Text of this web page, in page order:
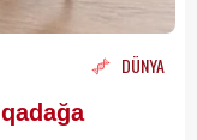
DÜNYA
qadağa